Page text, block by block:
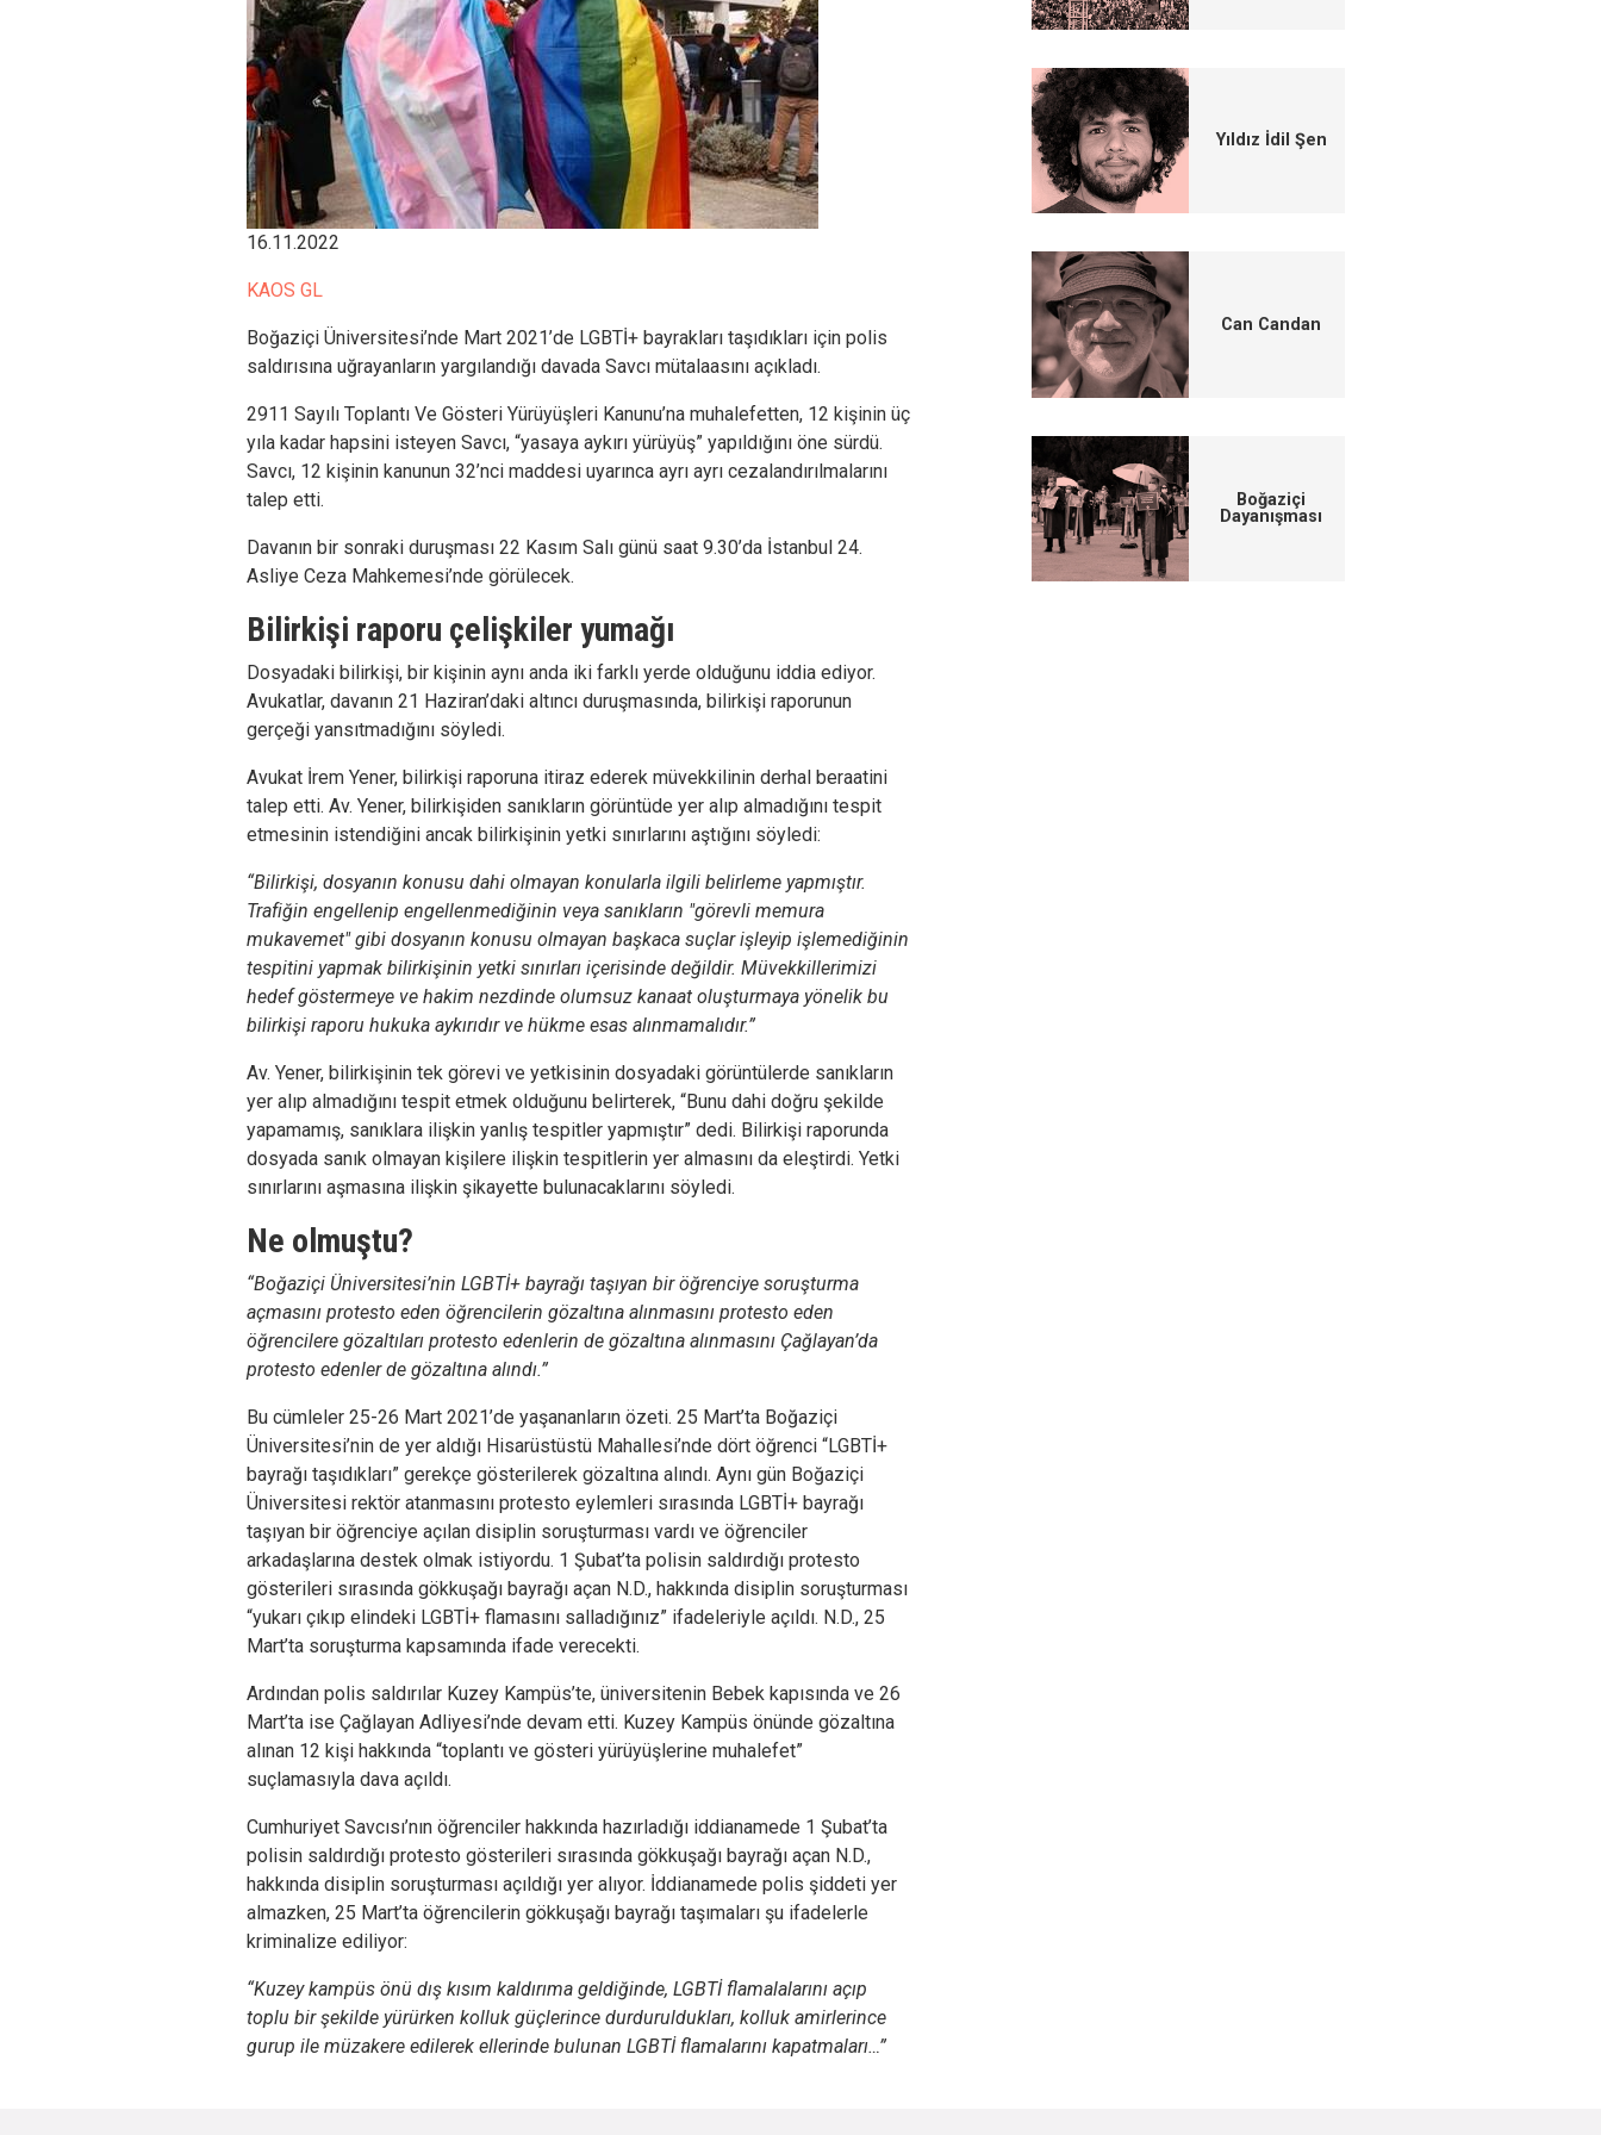
16.11.2022
KAOS GL
Boğaziçi Üniversitesi’nde Mart 2021’de LGBTİ+ bayrakları taşıdıkları için polis
saldırısına uğrayanların yargılandığı davada Savcı mütalaasını açıkladı.
2911 Sayılı Toplantı Ve Gösteri Yürüyüşleri Kanunu’na muhalefetten, 12 kişinin üç
yıla kadar hapsini isteyen Savcı, “yasaya aykırı yürüyüş” yapıldığını öne sürdü.
Savcı, 12 kişinin kanunun 32’nci maddesi uyarınca ayrı ayrı cezalandırılmalarını
talep etti.
Davanın bir sonraki duruşması 22 Kasım Salı günü saat 9.30’da İstanbul 24.
Asliye Ceza Mahkemesi’nde görülecek.
Bilirkişi raporu çelişkiler yumağı
Dosyadaki bilirkişi, bir kişinin aynı anda iki farklı yerde olduğunu iddia ediyor.
Avukatlar, davanın 21 Haziran’daki altıncı duruşmasında, bilirkişi raporunun
gerçeği yansıtmadığını söyledi.
Avukat İrem Yener, bilirkişi raporuna itiraz ederek müvekkilinin derhal beraatini
talep etti. Av. Yener, bilirkişiden sanıkların görüntüde yer alıp almadığını tespit
etmesinin istendiğini ancak bilirkişinin yetki sınırlarını aştığını söyledi:
“Bilirkişi, dosyanın konusu dahi olmayan konularla ilgili belirleme yapmıştır.
Trafiğin engellenip engellenmediğinin veya sanıkların "görevli memura
mukavemet" gibi dosyanın konusu olmayan başkaca suçlar işleyip işlemediğinin
tespitini yapmak bilirkişinin yetki sınırları içerisinde değildir. Müvekkillerimizi
hedef göstermeye ve hakim nezdinde olumsuz kanaat oluşturmaya yönelik bu
bilirkişi raporu hukuka aykırıdır ve hükme esas alınmamalıdır.”
Av. Yener, bilirkişinin tek görevi ve yetkisinin dosyadaki görüntülerde sanıkların
yer alıp almadığını tespit etmek olduğunu belirterek, “Bunu dahi doğru şekilde
yapamamış, sanıklara ilişkin yanlış tespitler yapmıştır” dedi. Bilirkişi raporunda
dosyada sanık olmayan kişilere ilişkin tespitlerin yer almasını da eleştirdi. Yetki
sınırlarını aşmasına ilişkin şikayette bulunacaklarını söyledi.
Ne olmuştu?
“Boğaziçi Üniversitesi’nin LGBTİ+ bayrağı taşıyan bir öğrenciye soruşturma
açmasını protesto eden öğrencilerin gözaltına alınmasını protesto eden
öğrencilere gözaltıları protesto edenlerin de gözaltına alınmasını Çağlayan’da
protesto edenler de gözaltına alındı.”
Bu cümleler 25-26 Mart 2021’de yaşananların özeti. 25 Mart’ta Boğaziçi
Üniversitesi’nin de yer aldığı Hisarüstüstü Mahallesi’nde dört öğrenci “LGBTİ+
bayrağı taşıdıkları” gerekçe gösterilerek gözaltına alındı. Aynı gün Boğaziçi
Üniversitesi rektör atanmasını protesto eylemleri sırasında LGBTİ+ bayrağı
taşıyan bir öğrenciye açılan disiplin soruşturması vardı ve öğrenciler
arkadaşlarına destek olmak istiyordu. 1 Şubat’ta polisin saldırdığı protesto
gösterileri sırasında gökkuşağı bayrağı açan N.D., hakkında disiplin soruşturması
“yukarı çıkıp elindeki LGBTİ+ flamasını salladığınız” ifadeleriyle açıldı. N.D., 25
Mart’ta soruşturma kapsamında ifade verecekti.
Ardından polis saldırılar Kuzey Kampüs’te, üniversitenin Bebek kapısında ve 26
Mart’ta ise Çağlayan Adliyesi’nde devam etti. Kuzey Kampüs önünde gözaltına
alınan 12 kişi hakkında “toplantı ve gösteri yürüyüşlerine muhalefet”
suçlamasıyla dava açıldı.
Cumhuriyet Savcısı’nın öğrenciler hakkında hazırladığı iddianamede 1 Şubat’ta
polisin saldırdığı protesto gösterileri sırasında gökkuşağı bayrağı açan N.D.,
hakkında disiplin soruşturması açıldığı yer alıyor. İddianamede polis şiddeti yer
almazken, 25 Mart’ta öğrencilerin gökkuşağı bayrağı taşımaları şu ifadelerle
kriminalize ediliyor:
“Kuzey kampüs önü dış kısım kaldırıma geldiğinde, LGBTİ flamalalarını açıp
toplu bir şekilde yürürken kolluk güçlerince durduruldukları, kolluk amirlerince
gurup ile müzakere edilerek ellerinde bulunan LGBTİ flamalarını kapatmaları…”
Yıldız İdil Şen
Can Candan
Boğaziçi
Dayanışması